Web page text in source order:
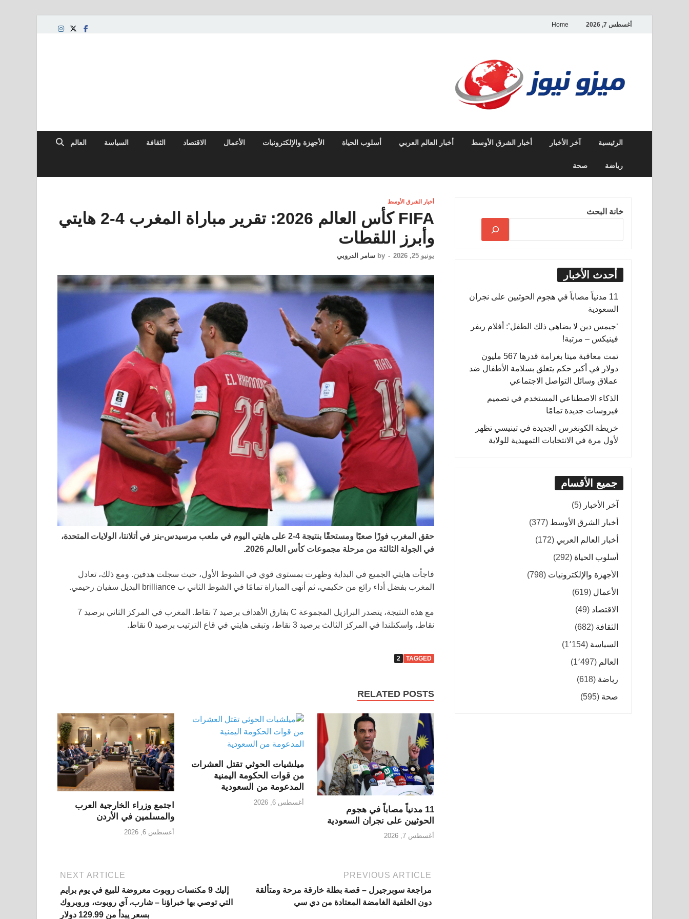
أغسطس 7, 2026 Home
الرئيسية آخر الأخبار أخبار الشرق الأوسط أخبار العالم العربي أسلوب الحياة الأجهزة والإلكترونيات الأعمال الاقتصاد الثقافة السياسة العالم
رياضة صحة
أخبار الشرق الأوسط
FIFA كأس العالم 2026: تقرير مباراة المغرب 4-2 هايتي
وأبرز اللقطات
يونيو 25, 2026 -
by سامر الدروبي
حقق المغرب فوزًا صعبًا ومستحقًا بنتيجة 4-2 على هايتي اليوم في ملعب مرسيدس-بنز في أتلانتا، الولايات المتحدة،
في الجولة الثالثة من مرحلة مجموعات كأس العالم 2026.
فاجأت هايتي الجميع في البداية وظهرت بمستوى قوي في الشوط الأول، حيث سجلت هدفين. ومع ذلك، تعادل
المغرب بفضل أداء رائع من حكيمي، ثم أنهى المباراة تمامًا في الشوط الثاني ب brilliance البديل سفيان رحيمي.
مع هذه النتيجة، يتصدر البرازيل المجموعة C بفارق الأهداف برصيد 7 نقاط. المغرب في المركز الثاني برصيد 7
نقاط، واسكتلندا في المركز الثالث برصيد 3 نقاط، وتبقى هايتي في قاع الترتيب برصيد 0 نقاط.
TAGGED
2
RELATED POSTS
11 مدنياً مصاباً في هجوم
الحوثيين على نجران السعودية
أغسطس 7, 2026
ميلشيات الحوثي تقتل العشرات
من قوات الحكومة اليمنية
المدعومة من السعودية
أغسطس 6, 2026
اجتمع وزراء الخارجية العرب
والمسلمين في الأردن
أغسطس 6, 2026
PREVIOUS ARTICLE
مراجعة سوبرجيرل – قصة بطلة خارقة مرحة ومتألقة
دون الخلفية الغامضة المعتادة من دي سي
NEXT ARTICLE
إليك 9 مكنسات روبوت معروضة للبيع في يوم برايم
التي توصي بها خبراؤنا – شارب، آي روبوت، وروبروك
بسعر يبدأ من 129.99 دولار
خانة البحث
أحدث الأخبار
11 مدنياً مصاباً في هجوم الحوثيين على نجران
السعودية
‘جيمس دين لا يضاهي ذلك الطفل’: أفلام ريفر
فينيكس – مرتبة!
تمت معاقبة ميتا بغرامة قدرها 567 مليون
دولار في أكبر حكم يتعلق بسلامة الأطفال ضد
عملاق وسائل التواصل الاجتماعي
الذكاء الاصطناعي المستخدم في تصميم
فيروسات جديدة تمامًا
خريطة الكونغرس الجديدة في تينيسي تظهر
لأول مرة في الانتخابات التمهيدية للولاية
جميع الأقسام
آخر الأخبار (5)
أخبار الشرق الأوسط (377)
أخبار العالم العربي (172)
أسلوب الحياة (292)
الأجهزة والإلكترونيات (798)
الأعمال (619)
الاقتصاد (49)
الثقافة (682)
السياسة (1٬154)
العالم (1٬497)
رياضة (618)
صحة (595)